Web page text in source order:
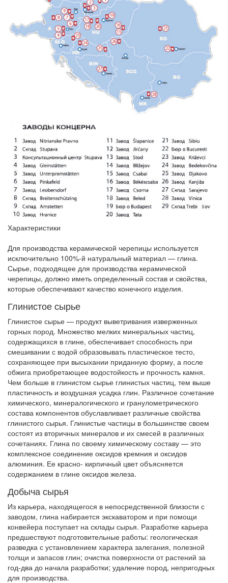
Характеристики
Для производства керамической черепицы используется
исключительно 100%-й натуральный материал — глина.
Сырье, подходящее для производства керамической
черепицы, должно иметь определенный состав и свойства,
которые обеспечивают качество конечного изделия.
Глинистое сырье
Глинистое сырье — продукт выветривания изверженных
горных пород. Множество мелких минеральных частиц,
содержащихся в глине, обеспечивает способность при
смешивании с водой образовывать пластическое тесто,
сохраняющее при высыхании приданную форму, а после
обжига приобретающее водостойкость и прочность камня.
Чем больше в глинистом сырье глинистых частиц, тем выше
пластичность и воздушная усадка глин. Различное сочетание
химического, минералогического и гранулометрического
состава компонентов обуславливает различные свойства
глинистого сырья. Глинистые частицы в большинстве своем
состоят из вторичных минералов и их смесей в различных
сочетаниях. Глина по своему химическому составу — это
комплексное соединение оксидов кремния и оксидов
алюминия. Ее красно- кирпичный цвет объясняется
содержанием в глине оксидов железа.
Добыча сырья
Из карьера, находящегося в непосредственной близости с
заводом, глина набирается экскаватором и при помощи
конвейера поступает на склады сырья. Разработке карьера
предшествуют подготовительные работы: геологическая
разведка с установлением характера залегания, полезной
толщи и запасов глин; очистка поверхности от растений за
год-два до начала разработки; удаление пород, непригодных
для производства.